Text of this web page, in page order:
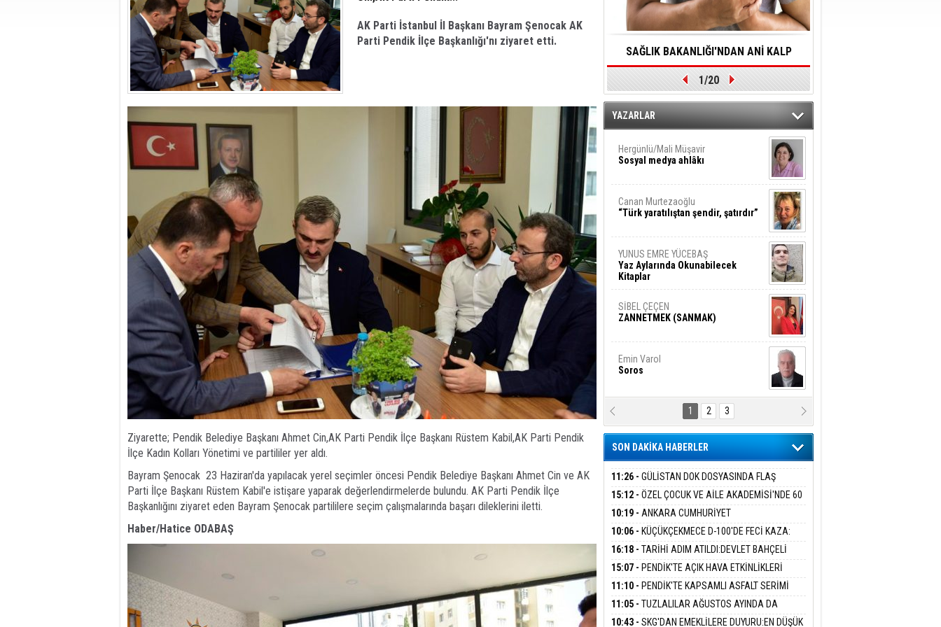
AK Parti İstanbul İl Başkanı Bayram Şenocak AK
Parti Pendik İlçe Başkanlığı'nı ziyaret etti.
Ziyarette; Pendik Belediye Başkanı Ahmet Cin,AK Parti Pendik İlçe Başkanı Rüstem Kabil,AK Parti Pendik
İlçe Kadın Kolları Yönetimi ve partililer yer aldı.
Bayram Şenocak 23 Haziran'da yapılacak yerel seçimler öncesi Pendik Belediye Başkanı Ahmet Cin ve AK
Parti İlçe Başkanı Rüstem Kabil'e istişare yaparak değerlendirmelerde bulundu. AK Parti Pendik İlçe
Başkanlığını ziyaret eden Bayram Şenocak partililere seçim çalışmalarında başarı dileklerini iletti.
Haber/Hatice ODABAŞ
SAĞLIK BAKANLIĞI'NDAN ANİ KALP
DURMALARINA HIZLI MÜDAHALE
EDİLMESİNE YÖNELİK ÖNLENMESİ İÇİN
ÖNEMLİ ADIM
1/20
YAZARLAR
Hergünlü/Mali Müşavir
Sosyal medya ahlâkı
Canan Murtezaoğlu
“Türk yaratılıştan şendir, şatırdır”
YUNUS EMRE YÜCEBAŞ
Yaz Aylarında Okunabilecek
Kitaplar
SİBEL ÇEÇEN
ZANNETMEK (SANMAK)
Emin Varol
Soros
Karanlık DNA Kuşaklararası
Şiddetin Biyolojik Faturası
Şiyar Adıyaman
Ben Bu Sahaya Sığmazam
Hasan Ali Çölük
Bir Satırın İçindeki İnsan
Ezgi Kılıç
SİVAS: ATEŞE ATILAN VİCDAN
BARIŞ BAŞARSLAN
1 2 3
SON DAKİKA HABERLER
11:26 - GÜLİSTAN DOK DOSYASINDA FLAŞ
GELİŞME: 2 DALGIÇ DELİL KARARTMA
SUÇLAMASIYLA TUTUTKLANDI
15:12 - ÖZEL ÇOCUK VE AİLE AKADEMİSİ'NDE 60
ÇOCUĞA HİZMET VERİLDİ
10:19 - ANKARA CUMHURİYET
BAŞSAVCILIĞINDAN ÖZGÜR ÖZEL VE VELİ
AĞBABA HAKKINDA FEZLEKE
10:06 - KÜÇÜKÇEKMECE D-100'DE FECİ KAZA:
OTOMOBİL İETT OTOBÜSÜNE ÇARPTI 3 KİŞİ
HAYATINI KAYBETTİ
16:18 - TARİHİ ADIM ATILDI:DEVLET BAHÇELİ
'TERÖRSÜZ TÜRKİYE' ÇERÇEVE YASA TEKLİFİNİ
İMZALADI
15:07 - PENDİK'TE AÇIK HAVA ETKİNLİKLERİ
ÇOCUK SİNEMASIYLA BAŞLADI
11:10 - PENDİK'TE KAPSAMLI ASFALT SERİMİ
BAŞLADI
11:05 - TUZLALILAR AĞUSTOS AYINDA DA
SİNEMAYA DOYACAK
10:43 - SKG'DAN EMEKLİLERE DUYURU:EN DÜŞÜK